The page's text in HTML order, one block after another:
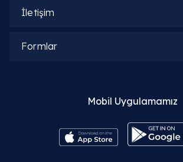
Endokrinoloji ve
Genel Cerrahi
İletişim
Formlar
Mobil Uygulamamız